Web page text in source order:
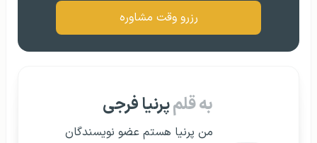
رزرو وقت مشاوره
به قلمپرنیا فرجی
من پرنیا هستم عضو نویسندگان